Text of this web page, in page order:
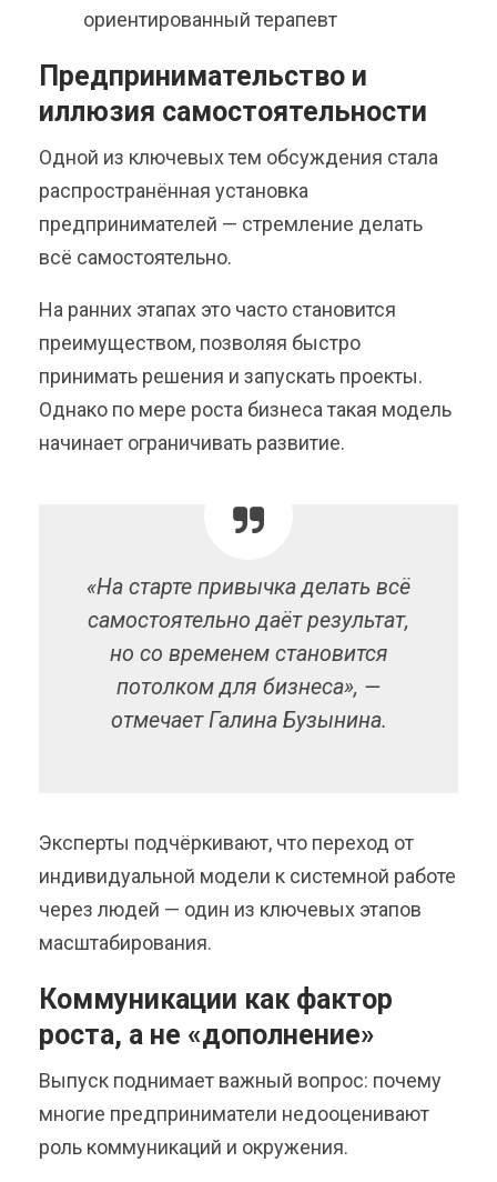
ориентированный терапевт
Предпринимательство и
иллюзия самостоятельности
Одной из ключевых тем обсуждения стала
распространённая установка
предпринимателей — стремление делать
всё самостоятельно.
На ранних этапах это часто становится
преимуществом, позволяя быстро
принимать решения и запускать проекты.
Однако по мере роста бизнеса такая модель
начинает ограничивать развитие.
«На старте привычка делать всё
самостоятельно даёт результат,
но со временем становится
потолком для бизнеса», —
отмечает Галина Бузынина.
Эксперты подчёркивают, что переход от
индивидуальной модели к системной работе
через людей — один из ключевых этапов
масштабирования.
Коммуникации как фактор
роста, а не «дополнение»
Выпуск поднимает важный вопрос: почему
многие предприниматели недооценивают
роль коммуникаций и окружения.